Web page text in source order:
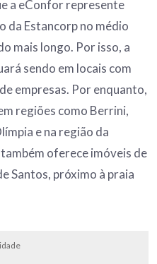
a eConfor represente
da Estancorp no médio
mais longo. Por isso, a
sendo em locais com
empresas. Por enquanto,
regiões como Berrini,
e na região da
oferece imóveis de
Santos, próximo à praia